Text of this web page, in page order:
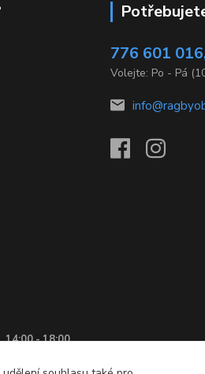
14:00 - 18:00
776 601
Volejte: Po - Pá